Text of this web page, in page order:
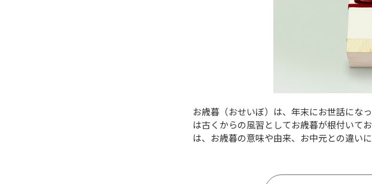
お歳暮（おせいぼ）は、年末にお世話にな
は古くからの風習としてお歳暮が根付いて
は、お歳暮の意味や由来、お中元との違い